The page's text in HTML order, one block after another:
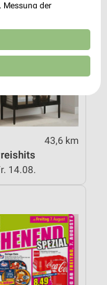
43,6 km
14.08.
Messung der
Entwicklung und
Daten zur Auswahl
und in die
von